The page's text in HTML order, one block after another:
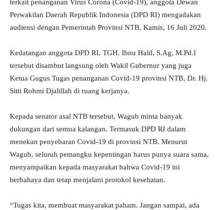
terkait penanganan Virus Corona (Covid-19), anggota Dewan
Perwakilan Daerah Republik Indonesia (DPD RI) mengadakan
audiensi dengan Pemerintah Provinsi NTB, Kamis, 16 Juli 2020.
Kedatangan anggota DPD RI, TGH. Ibnu Halil, S.Ag, M.Pd.I
tersebut disambut langsung oleh Wakil Gubernur yang juga
Ketua Gugus Tugas penanganan Covid-19 provinsi NTB, Dr. Hj.
Sitti Rohmi Djalillah di ruang kerjanya.
Kepada senator asal NTB tersebut, Wagub minta banyak
dukungan dari semua kalangan. Termasuk DPD RI dalam
menekan penyebaran Covid-19 di provinsi NTB. Menurut
Wagub, seluruh pemangku kepentingan harus punya suara sama,
menyampaikan kepada masyarakat bahwa Covid-19 ini
berbahaya dan tetap menjalani protokol kesehatan.
“Tugas kita, membuat masyarakat paham. Jangan sampai, ada